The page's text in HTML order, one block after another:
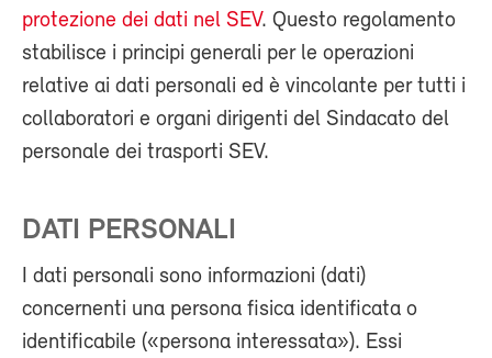
protezione dei dati nel SEV. Questo regolamento
stabilisce i principi generali per le operazioni
relative ai dati personali ed è vincolante per tutti i
collaboratori e organi dirigenti del Sindacato del
personale dei trasporti SEV.
DATI PERSONALI
I dati personali sono informazioni (dati)
concernenti una persona fisica identificata o
identificabile («persona interessata»). Essi